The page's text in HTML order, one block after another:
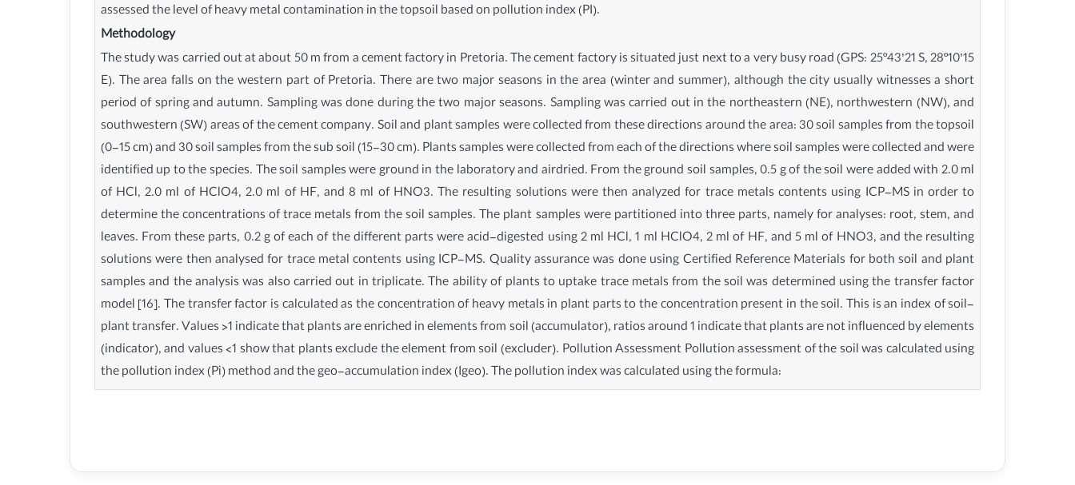
assessed the level of heavy metal contamination in the topsoil based on pollution index (PI).
Methodology
The study was carried out at about 50 m from a cement factory in Pretoria. The cement factory is situated just next to a very busy road (GPS: 25º43’21 S, 28º10’15
E). The area falls on the western part of Pretoria. There are two major seasons in the area (winter and summer), although the city usually witnesses a short
period of spring and autumn. Sampling was done during the two major seasons. Sampling was carried out in the northeastern (NE), northwestern (NW), and
southwestern (SW) areas of the cement company. Soil and plant samples were collected from these directions around the area: 30 soil samples from the topsoil
(0-15 cm) and 30 soil samples from the sub soil (15-30 cm). Plants samples were collected from each of the directions where soil samples were collected and were
identified up to the species. The soil samples were ground in the laboratory and airdried. From the ground soil samples, 0.5 g of the soil were added with 2.0 ml
of HCl, 2.0 ml of HClO4, 2.0 ml of HF, and 8 ml of HNO3. The resulting solutions were then analyzed for trace metals contents using ICP-MS in order to
determine the concentrations of trace metals from the soil samples. The plant samples were partitioned into three parts, namely for analyses: root, stem, and
leaves. From these parts, 0.2 g of each of the different parts were acid-digested using 2 ml HCl, 1 ml HClO4, 2 ml of HF, and 5 ml of HNO3, and the resulting
solutions were then analysed for trace metal contents using ICP-MS. Quality assurance was done using Certified Reference Materials for both soil and plant
samples and the analysis was also carried out in triplicate. The ability of plants to uptake trace metals from the soil was determined using the transfer factor
model [16]. The transfer factor is calculated as the concentration of heavy metals in plant parts to the concentration present in the soil. This is an index of soil-
plant transfer. Values >1 indicate that plants are enriched in elements from soil (accumulator), ratios around 1 indicate that plants are not influenced by elements
(indicator), and values <1 show that plants exclude the element from soil (excluder). Pollution Assessment Pollution assessment of the soil was calculated using
the pollution index (Pi) method and the geo-accumulation index (Igeo). The pollution index was calculated using the formula: